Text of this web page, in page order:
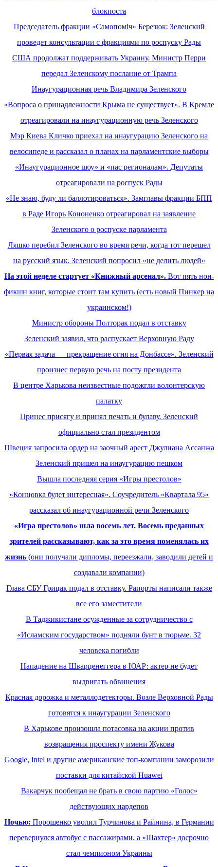
блокпоста
Председатель фракции «Самопоміч» Березюк: Зеленский
проведет консультации с фракциями по роспуску Рады
США продолжат поддерживать Украину. Министр Перри
передал Зеленскому послание от Трампа
Инаугурационная речь Владимира Зеленского
«Вопроса о принадлежности Крыма не существует». В Кремле
отреагировали на инаугурационную речь Зеленского
Мэр Киева Кличко приехал на инаугурацию Зеленского на
велосипеде и рассказал о планах на парламентские выборы
«Инаугурационное шоу» и «пас регионалам». Депутаты
отреагировали на роспуск Рады
«Не знаю, буду ли баллотироваться». Замглавы фракции БПП
в Раде Игорь Кононенко отреагировал на заявление
Зеленского о роспуске парламента
Ляшко перебил Зеленского во время речи, когда тот перешел
на русский язык. Зеленский попросил «не делить людей»
На этой неделе стартует «Книжный арсенал». Вот пять нон-
фикшн книг, которые стоит там купить (есть новый Пинкер на
украинском!)
Министр обороны Полторак подал в отставку
Зеленский заявил, что распускает Верховную Раду
«Первая задача — прекращение огня на Донбассе». Зеленский
произнес первую речь на посту президента
В центре Харькова неизвестные подожгли волонтерскую
палатку
Принес присягу и принял печать и булаву. Зеленский
официально стал президентом
Швеция запросила ордер на заочный арест Джулиана Ассанжа
Зеленский пришел на инаугурацию пешком
Вышла последняя серия «Игры престолов»
«Концовка будет интересная». Соучредитель «Квартала 95»
рассказал об инаугурационной речи Зеленского
«Игра престолов» шла восемь лет. Восемь преданных
зрителей рассказывают, как за это время поменялась их
жизнь (они получали дипломы, переезжали, заводили детей и
создавали компании)
Глава СБУ Грицак подал в отставку. Рапорты написали также
все его заместители
В Таджикистане осужденные за сотрудничество с
«Исламским государством» подняли бунт в тюрьме. 32
человека погибли
Нападение на Шварценеггера в ЮАР: актер не будет
выдвигать обвинения
Красная дорожка и металлодетекторы. Возле Верховной Рады
готовятся к инаугурации Зеленского
В Харькове произошла потасовка на акции против
возвращения проспекту имени Жукова
Google, Intel и другие американские топ-компании заморозили
поставки для китайской Huawei
Вакарчук пообещал не брать в свою партию «Голос»
действующих нардепов
Ночью: Порошенко уволил Турчинова и Райнина, в Германии
перевернулся автобус с пассажирами, а «Шахтер» досрочно
стал чемпионом Украины